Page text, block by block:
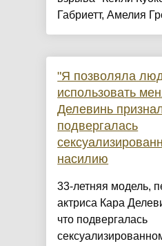
Габриетт, Амелия
"Я позволяла
использовать
Делевинь
подвергалась
насилию
33-летняя модель,
актриса Кара
что подвергалась